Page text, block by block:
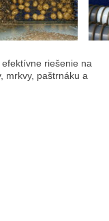
riešenie na
mrkvy, paštrnáku a